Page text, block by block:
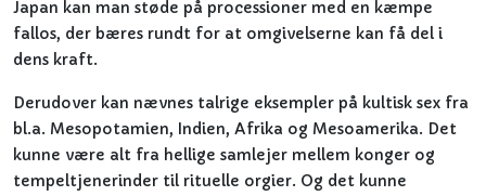
Japan kan man støde på processioner med en kæmpe
fallos, der bæres rundt for at omgivelserne kan få del i
dens kraft.
Derudover kan nævnes talrige eksempler på kultisk sex fra
bl.a. Mesopotamien, Indien, Afrika og Mesoamerika. Det
kunne være alt fra hellige samlejer mellem konger og
tempeltjenerinder til rituelle orgier. Og det kunne